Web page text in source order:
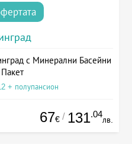
с Минерални Басейни
+ полупансион
67€ / 131.04
лв.